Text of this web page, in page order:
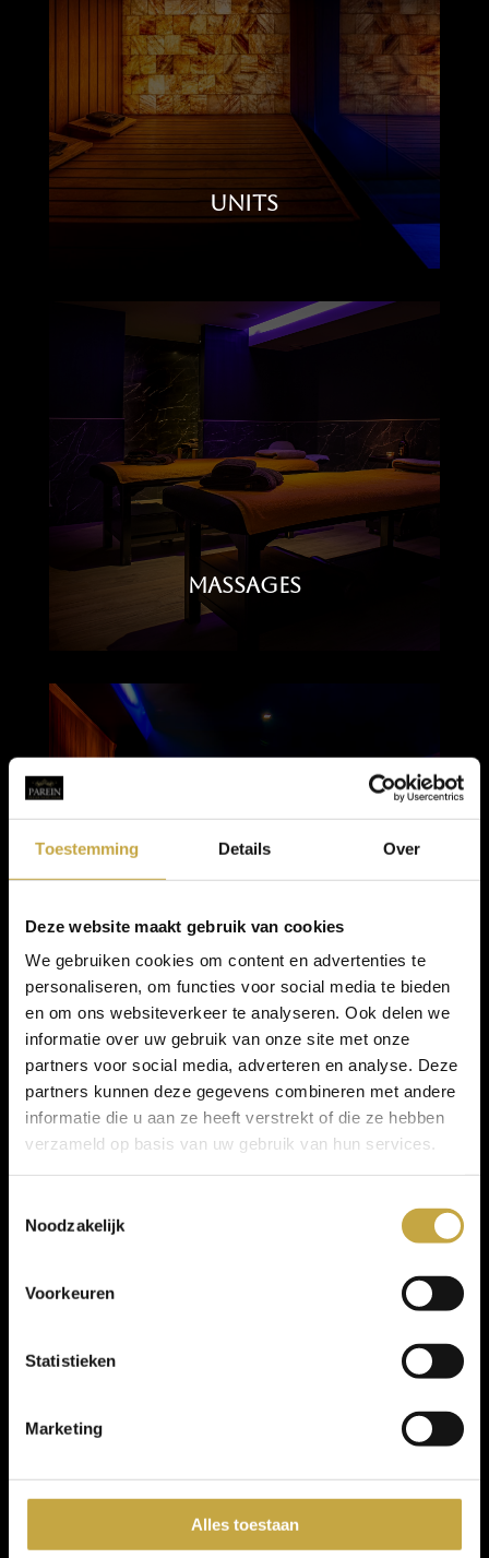
Toestemming Details Over
Deze website maakt gebruik van cookies
We gebruiken cookies om content en advertenties te
personaliseren, om functies voor social media te bieden
en om ons websiteverkeer te analyseren. Ook delen we
informatie over uw gebruik van onze site met onze
partners voor social media, adverteren en analyse. Deze
partners kunnen deze gegevens combineren met andere
informatie die u aan ze heeft verstrekt of die ze hebben
verzameld op basis van uw gebruik van hun services.
Noodzakelijk
Voorkeuren
Statistieken
Marketing
Alles toestaan
Units
Massages
Black Suite
Welkom bij Parein Design Privé Sauna
binnen- buitenzwembaden, buitenlounge, whirlpools,
panoramische sauna’s en luxueuze hamams.
relaxlounge of aqua-lounge, en een eigen allround music
experience zodat jij je eigen sfeer kan bepalen.
tot rust brengen. Voor wie langer wil genieten, bieden wij
ook overnachtingsmogelijkheden aan in onze Black Suite.
zodat u volledig ontspannen en zorgeloos naar huis gaat.